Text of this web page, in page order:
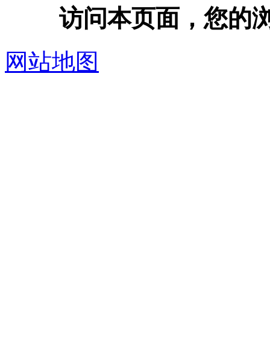
访问本页面，您的
网站地图